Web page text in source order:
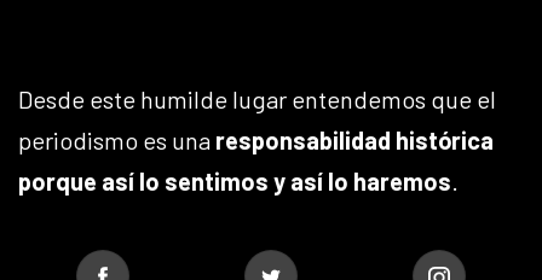
Desde este humilde lugar entendemos que el
periodismo es una responsabilidad histórica
porque así lo sentimos y así lo haremos